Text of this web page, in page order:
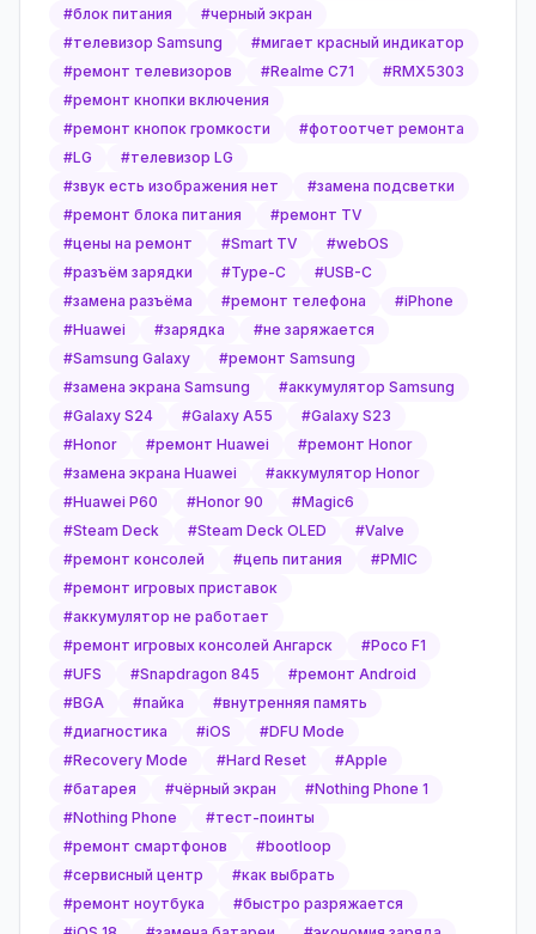
#блок питания #черный экран
#телевизор Samsung #мигает красный индикатор
#ремонт телевизоров #Realme C71 #RMX5303
#ремонт кнопки включения
#ремонт кнопок громкости #фотоотчет ремонта
#LG #телевизор LG
#звук есть изображения нет #замена подсветки
#ремонт блока питания #ремонт TV
#цены на ремонт #Smart TV #webOS
#разъём зарядки #Type-C #USB-C
#замена разъёма #ремонт телефона #iPhone
#Huawei #зарядка #не заряжается
#Samsung Galaxy #ремонт Samsung
#замена экрана Samsung #аккумулятор Samsung
#Galaxy S24 #Galaxy A55 #Galaxy S23
#Honor #ремонт Huawei #ремонт Honor
#замена экрана Huawei #аккумулятор Honor
#Huawei P60 #Honor 90 #Magic6
#Steam Deck #Steam Deck OLED #Valve
#ремонт консолей #цепь питания #PMIC
#ремонт игровых приставок
#аккумулятор не работает
#ремонт игровых консолей Ангарск #Poco F1
#UFS #Snapdragon 845 #ремонт Android
#BGA #пайка #внутренняя память
#диагностика #iOS #DFU Mode
#Recovery Mode #Hard Reset #Apple
#батарея #чёрный экран #Nothing Phone 1
#Nothing Phone #тест-поинты
#ремонт смартфонов #bootloop
#сервисный центр #как выбрать
#ремонт ноутбука #быстро разряжается